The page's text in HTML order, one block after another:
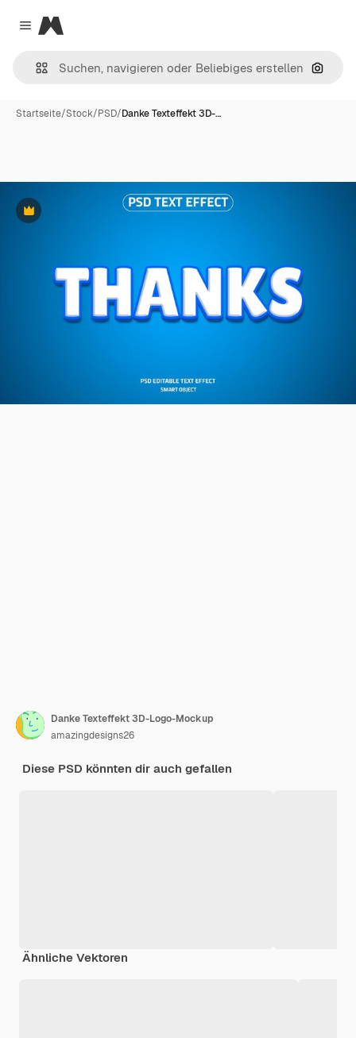
Close menu
Magnific
Nach
Startseite/Stock/PSD/Danke Texteffekt 3D-…
Premium
Danke Texteffekt 3D-Logo-Mockup
amazingdesigns26
Diese PSD könnten dir auch gefallen
Ähnliche Vektoren